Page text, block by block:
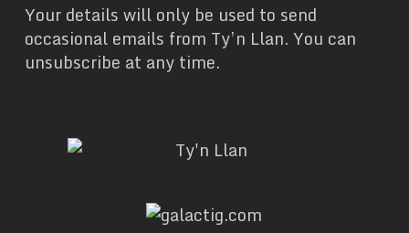
Your details will only be used to send
occasional emails from Ty’n Llan. You can
unsubscribe at any time.